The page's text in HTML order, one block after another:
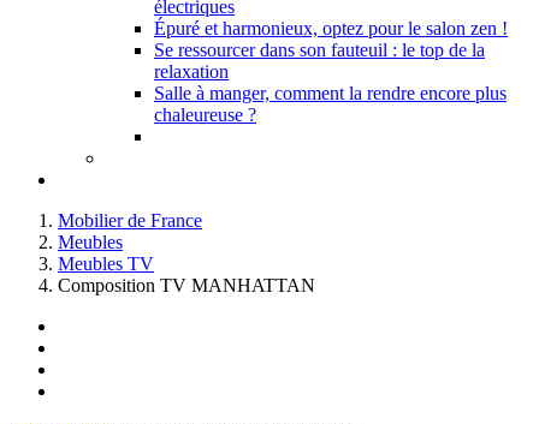
électriques
Épuré et harmonieux, optez pour le salon zen !
Se ressourcer dans son fauteuil : le top de la
relaxation
Salle à manger, comment la rendre encore plus
chaleureuse ?
Mobilier de France
Meubles
Meubles TV
Composition TV MANHATTAN